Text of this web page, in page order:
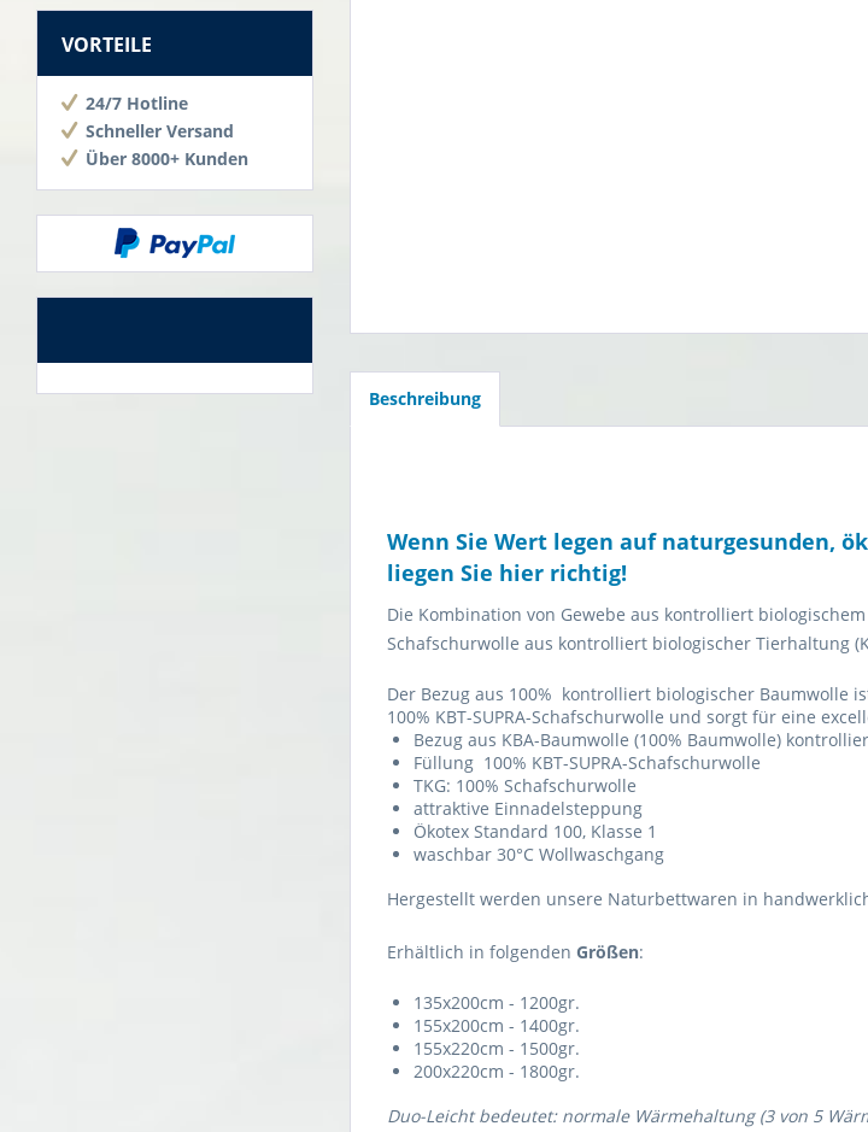
VORTEILE
24/7 Hotline
Schneller Versand
Über 8000+ Kunden
Beschreibung
Wenn Sie Wert legen auf naturgesunden,
liegen Sie hier richtig!
Die Kombination von Gewebe aus kontrolliert
Schafschurwolle aus kontrolliert biologischer Tierhaltung
Der Bezug aus 100% kontrolliert biologischer Baumwolle
100% KBT-SUPRA-Schafschurwolle und sorgt für eine
Bezug aus KBA-Baumwolle (100% Baumwolle)
Füllung 100% KBT-SUPRA-Schafschurwolle
TKG: 100% Schafschurwolle
attraktive Einnadelsteppung
Ökotex Standard 100, Klasse 1
waschbar 30°C Wollwaschgang
Hergestellt werden unsere Naturbettwaren in
Erhältlich in folgenden Größen:
135x200cm - 1200gr.
155x200cm - 1400gr.
155x220cm - 1500gr.
200x220cm - 1800gr.
Duo-Leicht bedeutet: normale Wärmehaltung (3 von 5